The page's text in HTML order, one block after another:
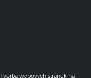
.Tvorba webových stránek na